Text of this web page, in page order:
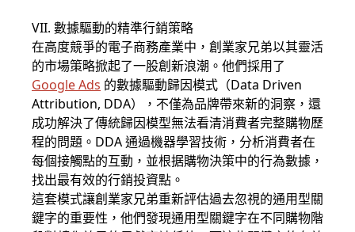
VII. 數據驅動的精準行銷策略
在高度競爭的電子商務產業中，創業家兄弟以其靈活
的市場策略掀起了一股創新浪潮。他們採用了
Google Ads 的數據驅動歸因模式（Data Driven
Attribution, DDA），不僅為品牌帶來新的洞察，還
成功解決了傳統歸因模型無法看清消費者完整購物歷
程的問題。DDA 通過機器學習技術，分析消費者在
每個接觸點的互動，並根据購物決策中的行為數據，
找出最有效的行銷投資點。
這套模式讓創業家兄弟重新評估過去忽視的通用型關
鍵字的重要性，他們發現通用型關鍵字在不同購物階